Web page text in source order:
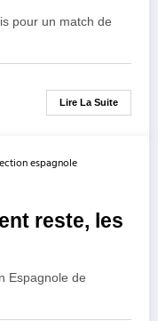
pour un match de
Lire La Suite
reste, les
Espagnole de